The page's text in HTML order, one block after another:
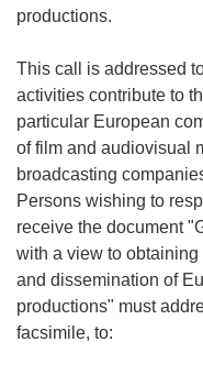
productions.
This call is addressed
activities contribute to
particular European
of film and audiovisual
broadcasting
Persons wishing to
receive the document
with a view to
and dissemination of
productions" must
facsimile, to: